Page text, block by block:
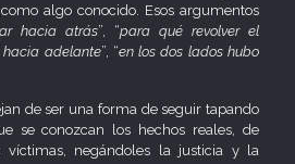
algo conocido. Esos argumentos
hacia atrás”, “para qué revolver el
adelante”, “en los dos lados hubo
de ser una forma de seguir tapando
se conozcan los hechos reales, de
víctimas, negándoles la justicia y la